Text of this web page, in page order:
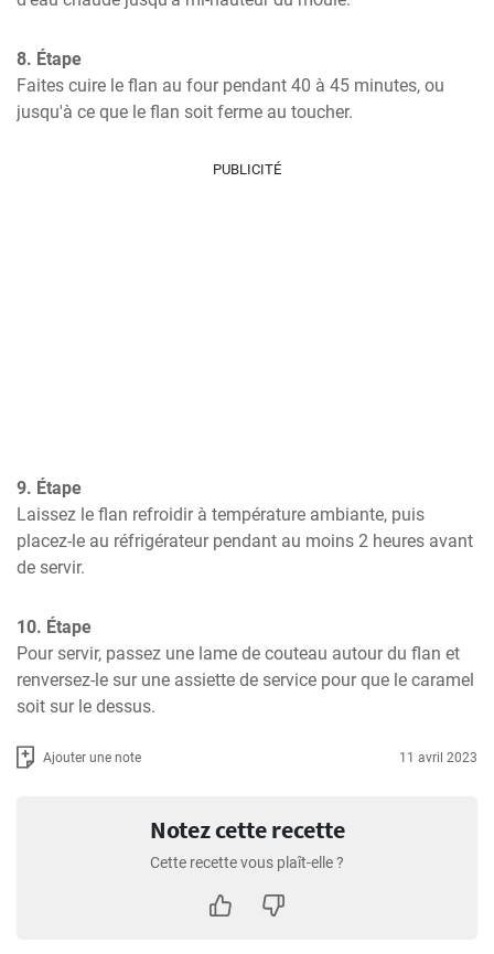
8. Étape
Faites cuire le flan au four pendant 40 à 45 minutes, ou
jusqu'à ce que le flan soit ferme au toucher.
PUBLICITÉ
9. Étape
Laissez le flan refroidir à température ambiante, puis
placez-le au réfrigérateur pendant au moins 2 heures avant
de servir.
10. Étape
Pour servir, passez une lame de couteau autour du flan et
renversez-le sur une assiette de service pour que le caramel
soit sur le dessus.
Ajouter une note 11 avril 2023
Notez cette recette
Cette recette vous plaît-elle ?